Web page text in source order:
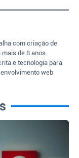
com criação de
de 8 anos.
e tecnologia para
web